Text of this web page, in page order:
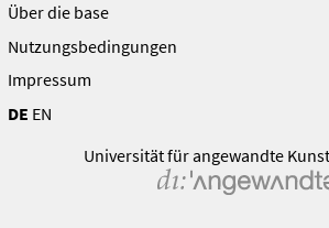
Über die base
Nutzungsbedingungen
Impressum
DE EN
Universität für angewandte